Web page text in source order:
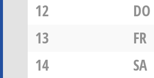
12
DO
13
FR
14
SA